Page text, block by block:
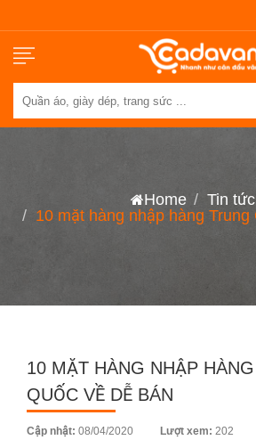
Home
Tin tức
10 mặt hàng nhập hàng Trung
10 MẶT HÀNG NHẬP
QUỐC VỀ DỄ BÁN
Cập nhật: Posted
08/04/2020 Lượt xem: 202